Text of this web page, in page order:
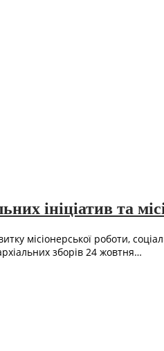
ініціатив та
місіонерської роботи,
зборів 24 жовтня…